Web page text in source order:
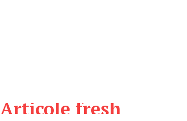
Articole fresh